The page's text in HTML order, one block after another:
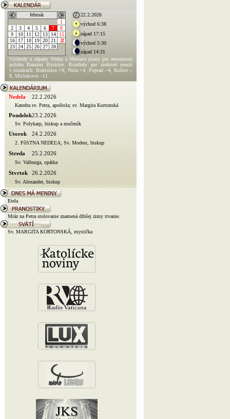
február
1
2
3 4 5 6 7
8
9
10 11 12 13 14
15
16
17 18 19 20 21
22
23 24 25 26 27 28
22.2.2026
východ 6:38
západ 17:15
východ 5:30
západ 14:31
Východy a západy Slnka a Mesiaca platia pre zemepisnú
polohu Banskej Bystrice. Rozdiely pre niektoré mestá
v minútach: Bratislava +9, Nitra +4, Poprad –4, Košice –
8, Michalovce –11.
Nedela 22.2.2026
Katedra sv. Petra, apoštola; sv. Margita Kortonská
Pondelok23.2.2026
Sv. Polykarp, biskup a mučeník
Utorok 24.2.2026
2. PôSTNA NEDEĽA; Sv. Modest, biskup
Streda 25.2.2026
Sv. Valburga, opátka
Stvrtok 26.2.2026
Sv. Alexander, biskup
Etela
Mráz na Petra stolovanie znamená dlhšej zimy trvanie.
Sv. MARGITA KORTONSKÁ, mystička